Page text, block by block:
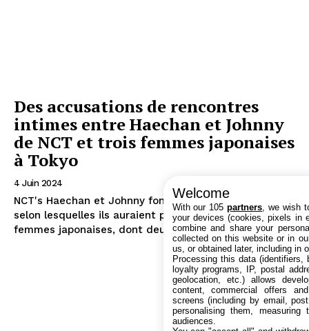
Des accusations de rencontres
intimes entre Haechan et Johnny
de NCT et trois femmes japonaises
à Tokyo
4 Juin 2024
NCT's Haechan et Johnny font face à des accusations
selon lesquelles ils auraient passé la nuit avec trois
femmes japonaises, dont deux seraient des...
Welcome
With our 105partners , we wish
your devices (cookies, pixels in
combine and share your
collected on this website or in
us, or obtained later, including in
Processing this data (identifiers,
loyalty programs, IP, postal
geolocation, etc.) allows
content, commercial offers
screens (including by email,
personalising them, measuring
audiences.